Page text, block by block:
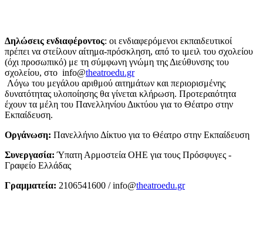
Δηλώσεις ενδιαφέροντος: οι ενδιαφερόμενοι εκπαιδευτικοί
πρέπει να στείλουν αίτημα-πρόσκληση, από το ιμειλ του σχολείου
(όχι προσωπικό) με τη σύμφωνη γνώμη της Διεύθυνσης του
σχολείου, στο info@theatroedu.gr
Λόγω του μεγάλου αριθμού αιτημάτων και περιορισμένης
δυνατότητας υλοποίησης θα γίνεται κλήρωση. Προτεραιότητα
έχουν τα μέλη του Πανελληνίου Δικτύου για το Θέατρο στην
Εκπαίδευση.
Οργάνωση: Πανελλήνιο Δίκτυο για το Θέατρο στην Εκπαίδευση
Συνεργασία:Ύπατη Αρμοστεία ΟΗΕ για τους Πρόσφυγες -
Γραφείο Ελλάδας
Γραμματεία: 2106541600 / info@theatroedu.gr